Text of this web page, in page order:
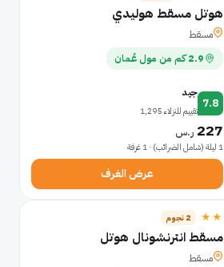
هوتل مسقط هوليدي
مسقط
2.9 كم من مول عُمان
7.8
جيد
تقييم للنزلاء 1,295
227 ر.س
1 ليلة (شامل الضرائب) · 1 غرفة
عرض الغرف
★★ 2 نجوم
مسقط انترنشونال هوتل
مسقط